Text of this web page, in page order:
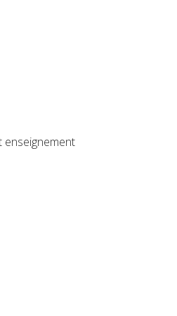
enseignement